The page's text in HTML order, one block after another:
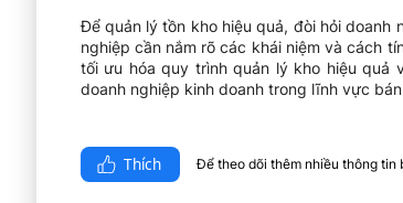
Để quản lý tồn kho hiệu quả, đòi hỏi
nghiệp cần nắm rõ các khái niệm và cách
tối ưu hóa quy trình quản lý kho hiệu quả
doanh nghiệp kinh doanh trong lĩnh vực
Thích Để theo dõi thêm nhiều thông tin